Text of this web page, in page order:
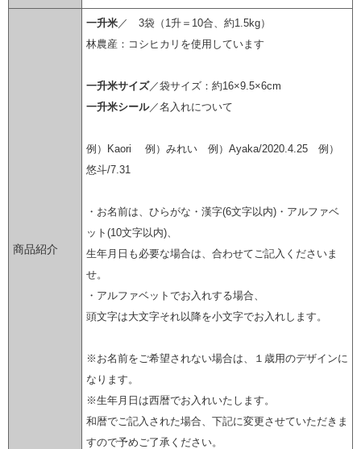
商品紹介
一升米 ／ 3袋（1升＝10合、約1.5kg）
林農産：コシヒカリを使用しています
一升米サイズ／袋サイズ：約16×9.5×6cm
一升米シール／名入れについて
例）Kaori 例）みれい 例）Ayaka/2020.4.25 例）
悠斗/7.31
・お名前は、ひらがな・漢字(6文字以内)・アルファベ
ット(10文字以内)、
生年月日も必要な場合は、合わせてご記入くださいま
せ。
・アルファベットでお入れする場合、
頭文字は大文字それ以降を小文字でお入れします。
※お名前をご希望されない場合は、１歳用のデザインに
なります。
※生年月日は西暦でお入れいたします。
和暦でご記入された場合、下記に変更させていただきま
すので予めご了承ください。